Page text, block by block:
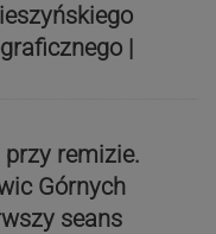
|
remizie.
Górnych
seans